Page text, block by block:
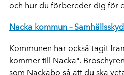
och hur du förbereder dig för
Nacka kommun –
Kommunen har också tagit
kommer till Nacka".
som Nackabo så att du ska